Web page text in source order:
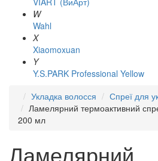
W
Wahl
X
Xiaomoxuan
Y
Y.S.PARK Professional Yellow
Укладка волосся
Спреї для
Ламелярний термоактивний
200 мл
Ламелярний